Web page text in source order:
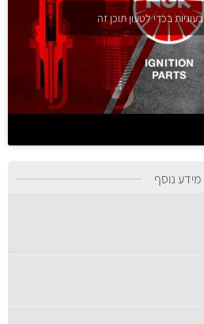
בכדי לטעון תוכן זה
מידע נוסף